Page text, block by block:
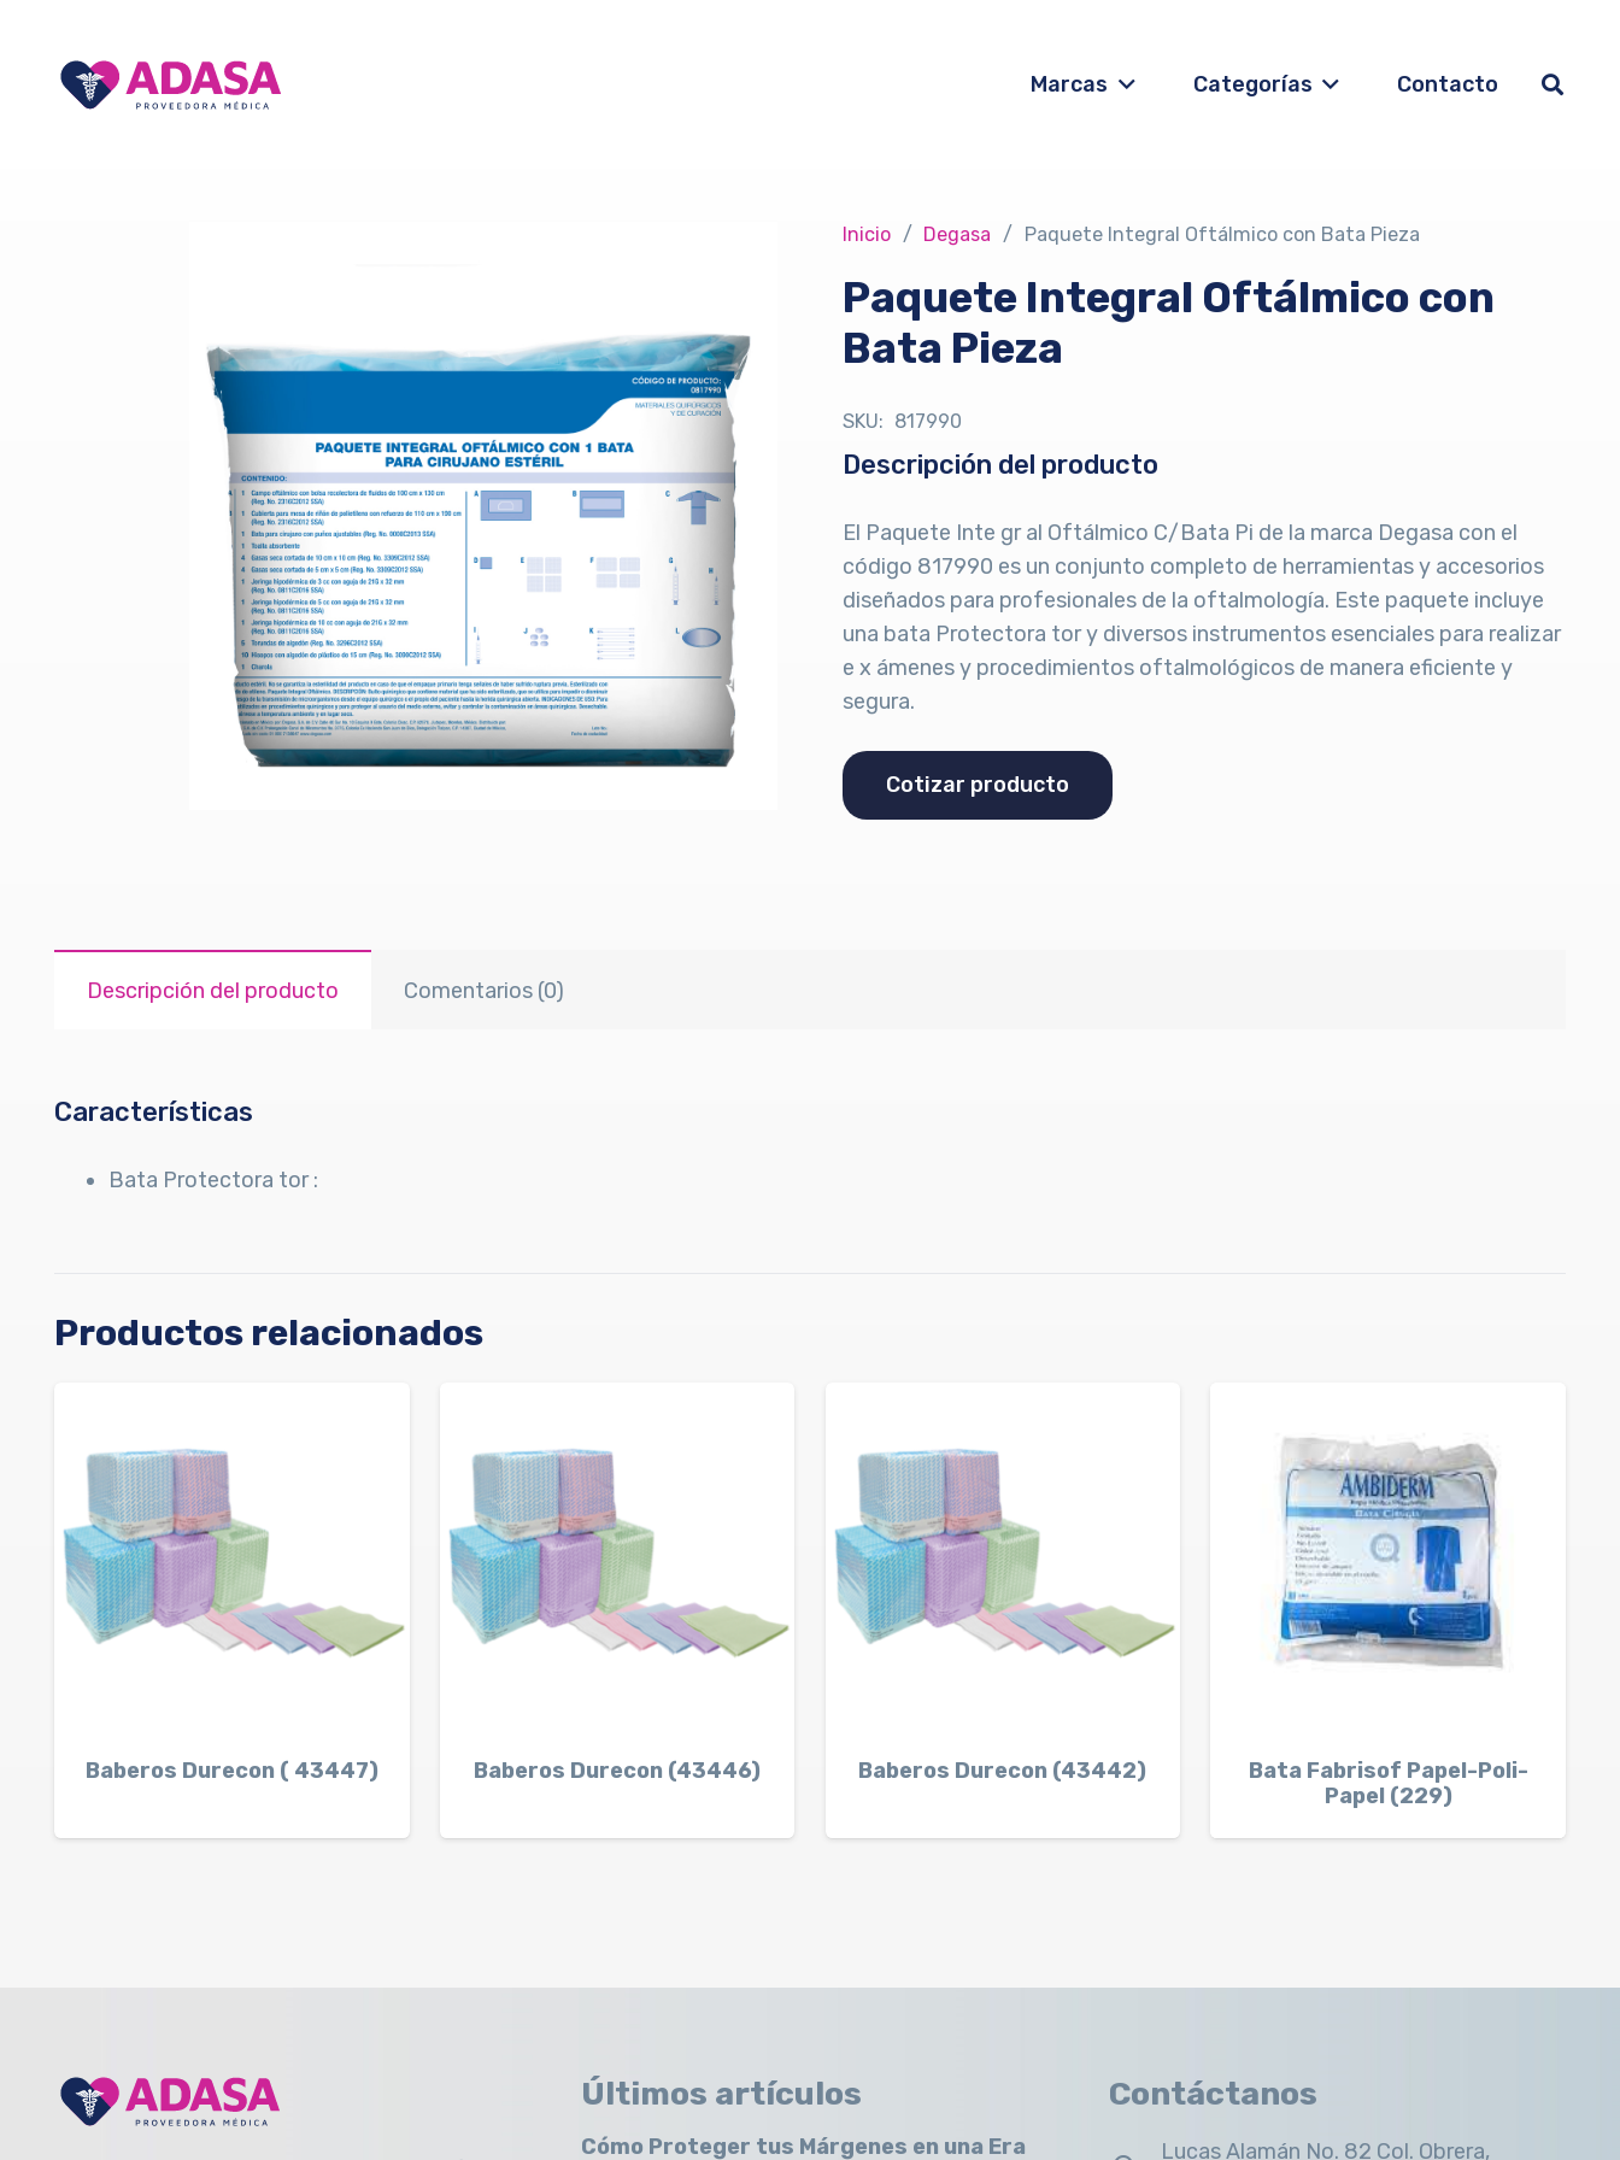
Marcas Categorías Contacto
Inicio / Degasa / Paquete Integral Oftálmico con Bata Pieza
Paquete Integral Oftálmico con
Bata Pieza
SKU: 817990
Descripción del producto
El Paquete Inte gr al Oftálmico C/Bata Pi de la marca Degasa con el
código 817990 es un conjunto completo de herramientas y accesorios
diseñados para profesionales de la oftalmología. Este paquete incluye
una bata Protectora tor y diversos instrumentos esenciales para realizar
e x ámenes y procedimientos oftalmológicos de manera eficiente y
segura.
Cotizar producto
Descripción del producto Comentarios (0)
Características
Bata Protectora tor :
Productos relacionados
Baberos Durecon ( 43447) Baberos Durecon (43446) Baberos Durecon (43442)
Bata Fabrisof Papel-Poli-
Papel (229)
Últimos artículos
Cómo Proteger tus Márgenes en una Era
Contáctanos
Lucas Alamán No. 82 Col. Obrera,